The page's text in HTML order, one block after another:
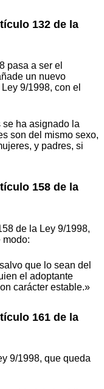
132 de la
pasa a ser el
un nuevo
9/1998, con el
ha asignado la
son del mismo sexo,
y padres, si
158 de la
de la Ley 9/1998,
modo:
que lo sean del
el adoptante
carácter estable.»
161 de la
9/1998, que queda